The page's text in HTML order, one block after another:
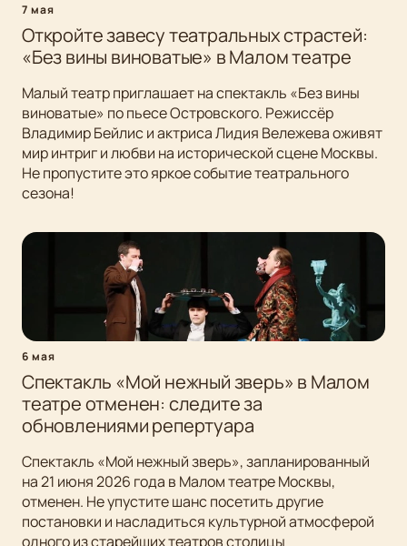
7 мая
Откройте завесу театральных страстей:
«Без вины виноватые» в Малом театре
Малый театр приглашает на спектакль «Без вины
виноватые» по пьесе Островского. Режиссёр
Владимир Бейлис и актриса Лидия Вележева оживят
мир интриг и любви на исторической сцене Москвы.
Не пропустите это яркое событие театрального
сезона!
6 мая
Спектакль «Мой нежный зверь» в Малом
театре отменен: следите за
обновлениями репертуара
Спектакль «Мой нежный зверь», запланированный
на 21 июня 2026 года в Малом театре Москвы,
отменен. Не упустите шанс посетить другие
постановки и насладиться культурной атмосферой
одного из старейших театров столицы